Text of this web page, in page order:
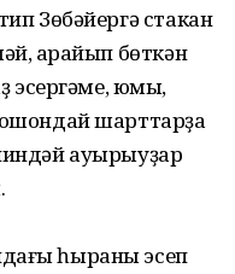
Зөбәйергә стакан
ҡарайып бөткән
эсергәме, юҡмы,
шарттарҙа
ауырыуҙар
һыраны эсеп